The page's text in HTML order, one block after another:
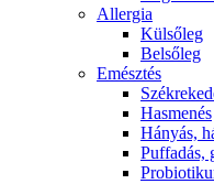
Allergia
Külsőleg
Belsőleg
Emésztés
Hasmenés
Hányás,
Puffadás,